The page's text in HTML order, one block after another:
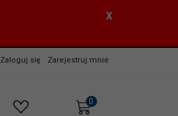
X
Zaloguj się Zarejestruj mnie
0